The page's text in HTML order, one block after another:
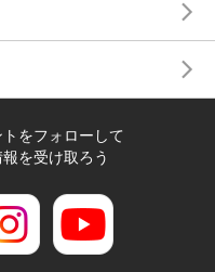
をフォローして
を受け取ろう